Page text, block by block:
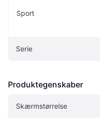
Sport
Serie
Produktegenskaber
Skærmstørrelse